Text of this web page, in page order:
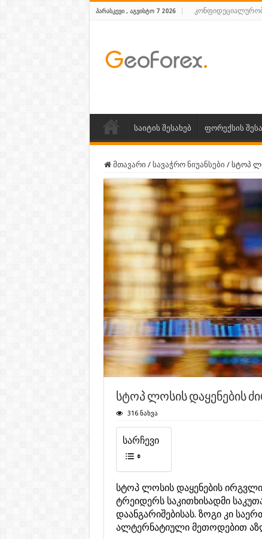
ᲞᲐᲠᲐᲡᲙᲔᲕᲘ , ᲐᲒᲕᲘᲡᲢᲝ 7 2026
საიტის შესახებ ფორექსის
მთავარი / სავაჭრო ნიუანსები / სტოპ
სტოპ ლოსის დაყენების
316 ნახვა
სარჩევი
სტოპ ლოსის დაყენების
ტრეიდერს საკითხისადმი
დაანგარიშებისას. ზოგი კი
ალტერნატიული მეთოდებით